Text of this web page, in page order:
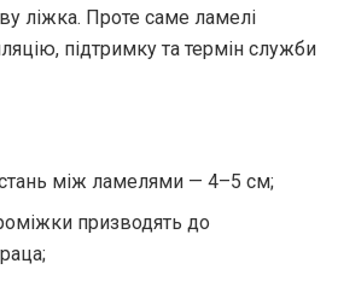
ліжка. Проте саме ламелі
підтримку та термін служби
між ламелями — 4–5 см;
призводять до